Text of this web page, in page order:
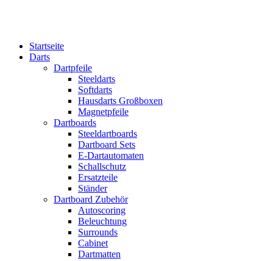
Startseite
Darts
Dartpfeile
Steeldarts
Softdarts
Hausdarts Großboxen
Magnetpfeile
Dartboards
Steeldartboards
Dartboard Sets
E-Dartautomaten
Schallschutz
Ersatzteile
Ständer
Dartboard Zubehör
Autoscoring
Beleuchtung
Surrounds
Cabinet
Dartmatten